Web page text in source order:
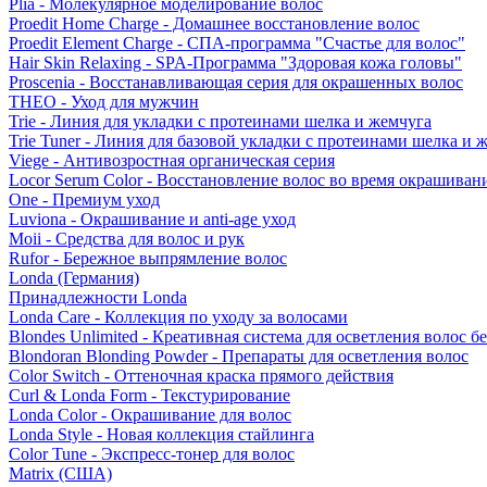
Plia - Молекулярное моделирование волос
Proedit Home Charge - Домашнее восстановление волос
Proedit Element Charge - СПА-программа "Счастье для волос"
Hair Skin Relaxing - SPA-Программа "Здоровая кожа головы"
Proscenia - Восстанавливающая серия для окрашенных волос
THEO - Уход для мужчин
Trie - Линия для укладки с протеинами шелка и жемчуга
Trie Tuner - Линия для базовой укладки с протеинами шелка и
Viege - Антивозростная органическая серия
Locor Serum Color - Восстановление волос во время
One - Премиум уход
Luviona - Окрашивание и anti-age уход
Moii - Средства для волос и рук
Rufor - Бережное выпрямление волос
Londa (Германия)
Принадлежности Londa
Londa Care - Коллекция по уходу за волосами
Blondes Unlimited - Креативная система для осветления волос
Blondoran Blonding Powder - Препараты для осветления волос
Color Switch - Оттеночная краска прямого действия
Curl & Londa Form - Текстурирование
Londa Color - Окрашивание для волос
Londa Style - Новая коллекция стайлинга
Color Tune - Экспресс-тонер для волос
Matrix (США)